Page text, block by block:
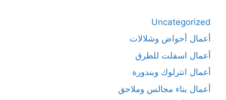
Uncategorized
أعمال أحواض وشلالات
أعمال اسفلت للطرق
أعمال انترلوك وبندورة
أعمال بناء مجالس وملاحق